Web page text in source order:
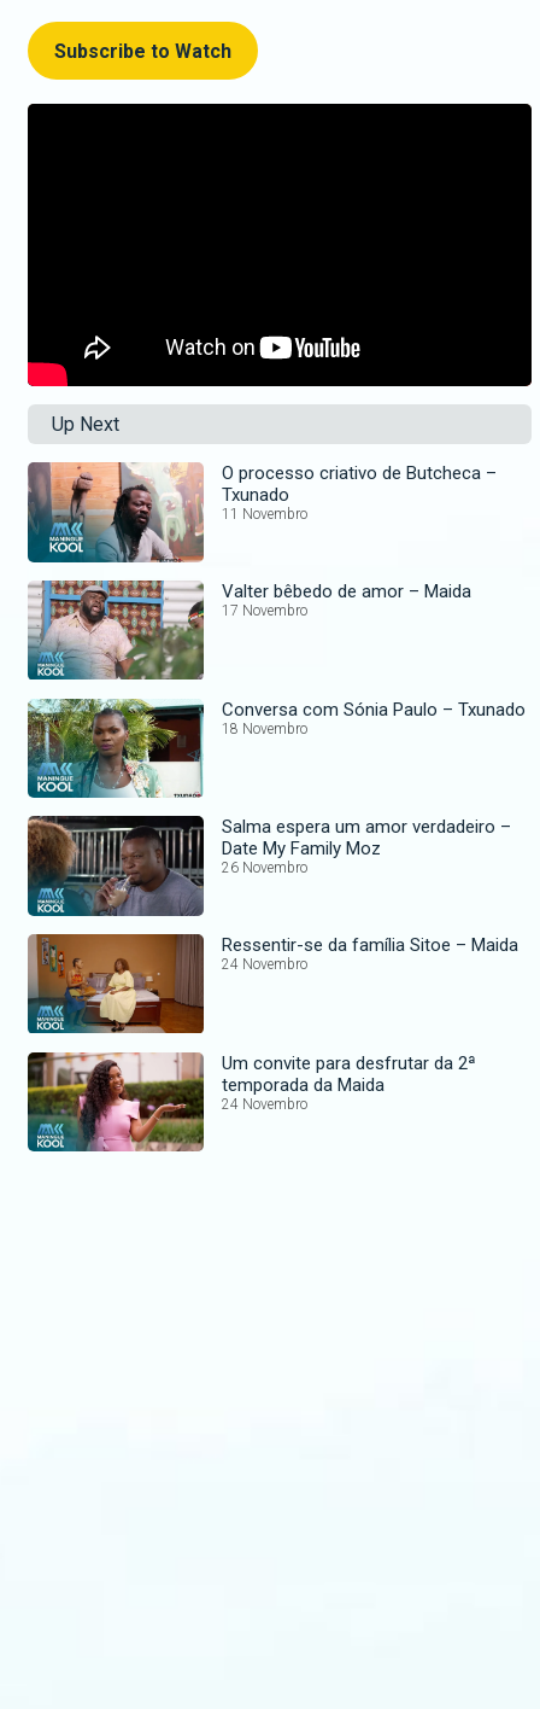
Subscribe to Watch
Up Next
O processo criativo de Butcheca –
Txunado
11 Novembro
Valter bêbedo de amor – Maida
17 Novembro
Conversa com Sónia Paulo – Txunado
18 Novembro
Salma espera um amor verdadeiro –
Date My Family Moz
26 Novembro
Ressentir-se da família Sitoe – Maida
24 Novembro
Um convite para desfrutar da 2ª
temporada da Maida
24 Novembro